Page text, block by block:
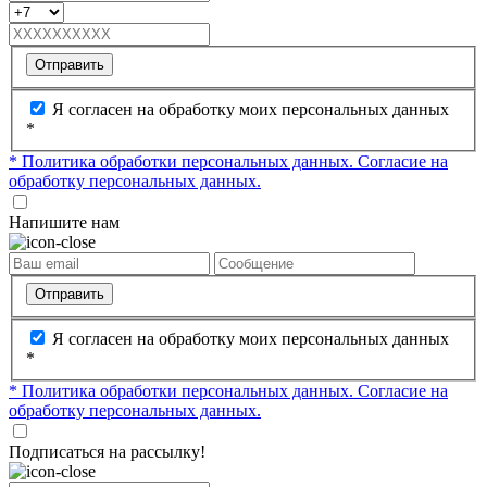
Отправить
Я согласен на обработку моих персональных данных
*
* Политика обработки персональных данных. Согласие на
обработку персональных данных.
Напишите нам
Отправить
Я согласен на обработку моих персональных данных
*
* Политика обработки персональных данных. Согласие на
обработку персональных данных.
Подписаться на рассылку!